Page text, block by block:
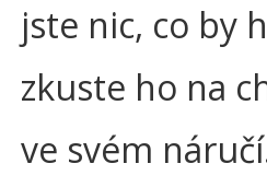
jste nic, co by
zkuste ho na
ve svém